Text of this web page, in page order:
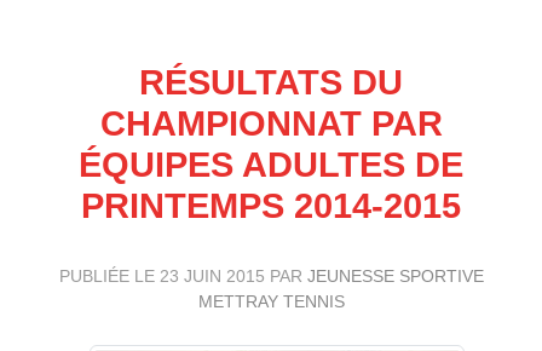
RÉSULTATS DU
CHAMPIONNAT PAR
ÉQUIPES ADULTES DE
PRINTEMPS 2014-2015
PUBLIÉE LE 23 JUIN 2015 PAR JEUNESSE SPORTIVE
METTRAY TENNIS